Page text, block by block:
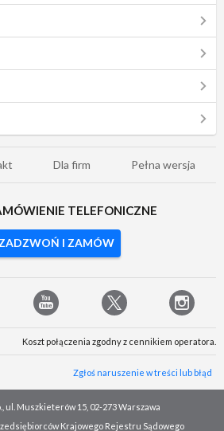
Dla firm Pełna wersja
TELEFONICZNE
ZADZWOŃ I ZAMÓW
Koszt połączenia zgodny z cennikiem operatora.
Zgłoś naruszenie w treści lub błąd
ul. Muszkieterów 15, 02-273 Warszawa
Krajowego Rejestru Sądowego